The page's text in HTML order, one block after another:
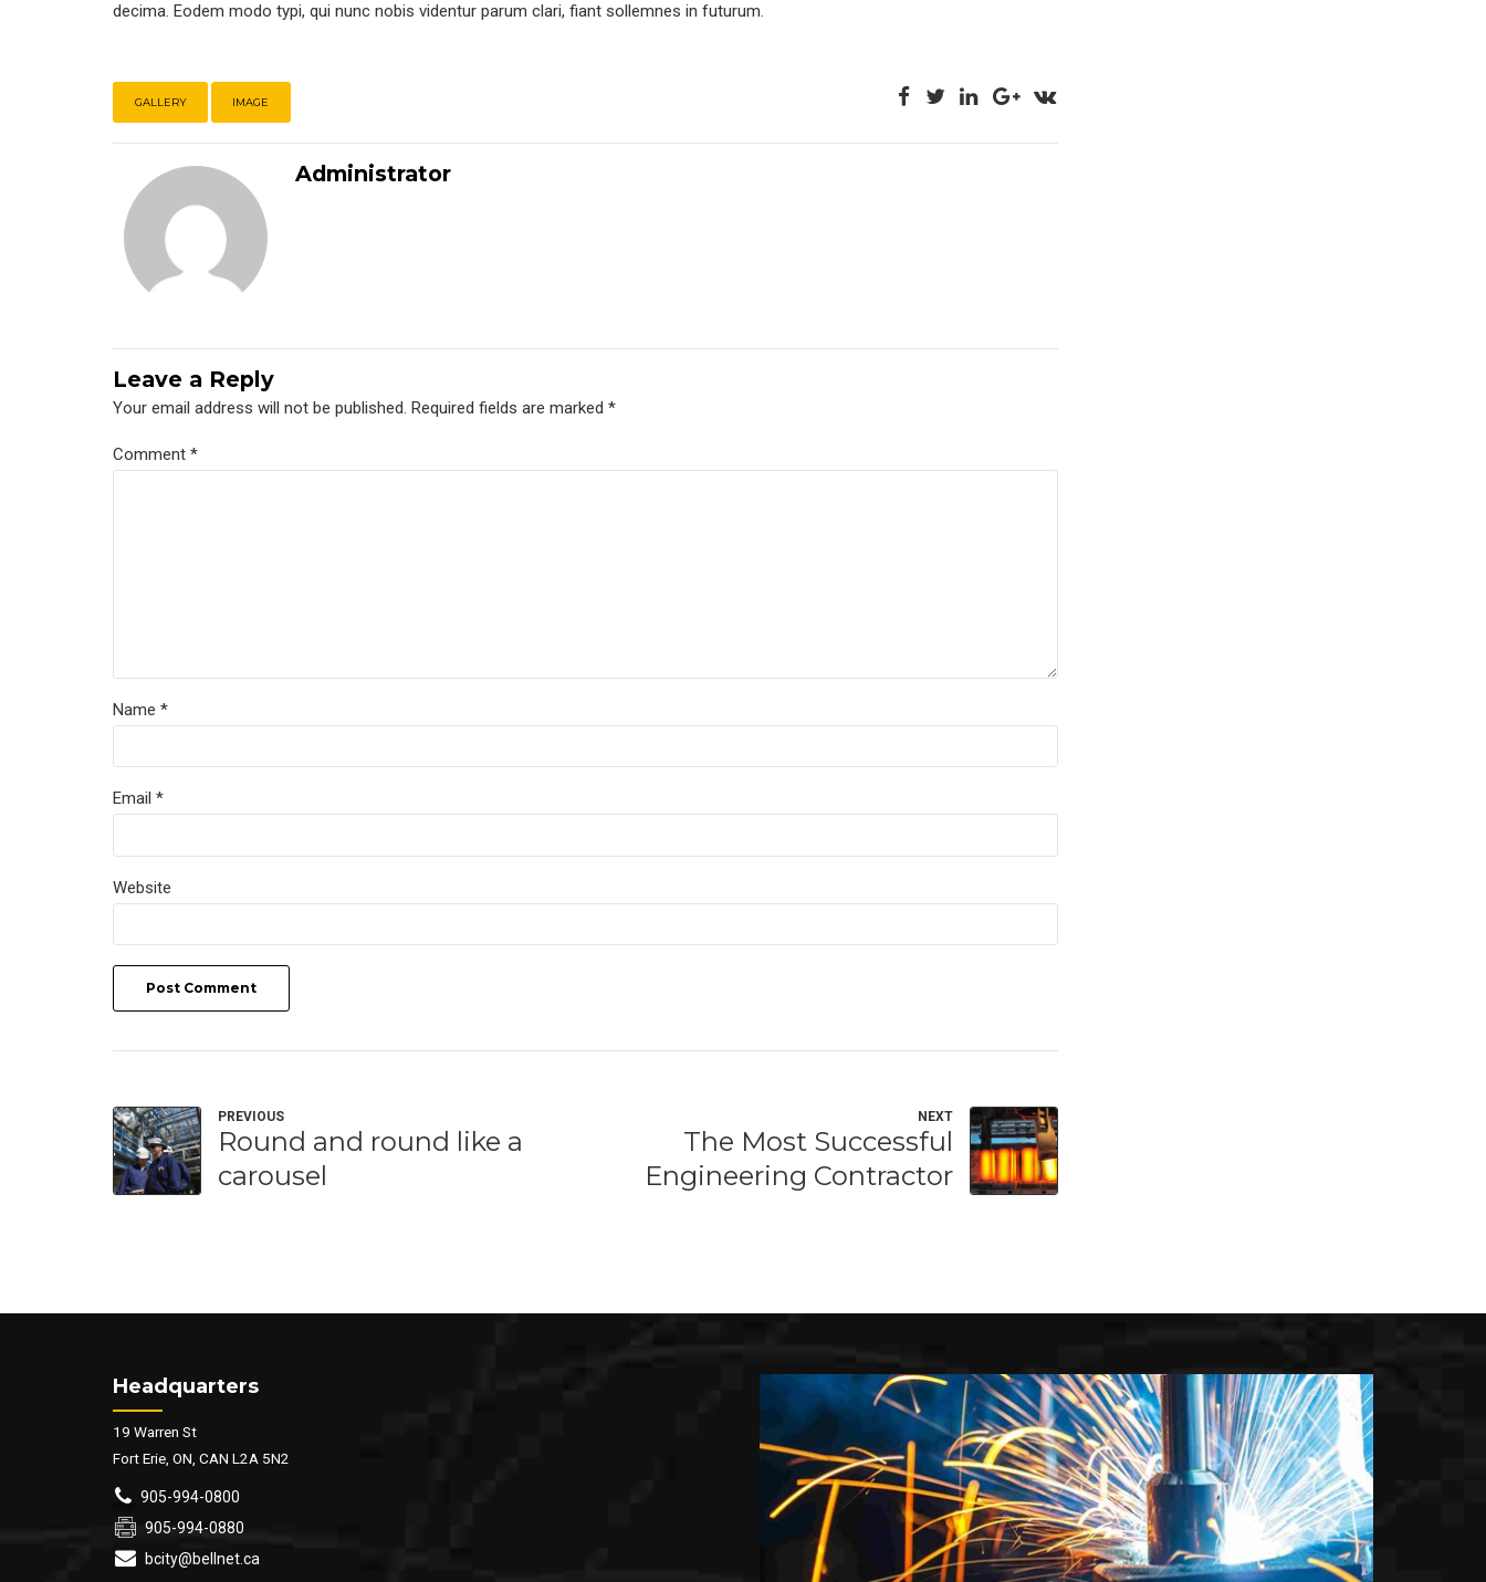
decima. Eodem modo typi, qui nunc nobis videntur parum clari, fiant sollemnes in futurum.
GALLERY IMAGE
Administrator
Leave a Reply
Your email address will not be published. Required fields are marked *
Comment *
Name *
Email *
Website
Post Comment
PREVIOUS
Round and round like a
carousel
NEXT
The Most Successful
Engineering Contractor
Headquarters
19 Warren St
Fort Erie, ON, CAN L2A 5N2
905-994-0800
905-994-0880
bcity@bellnet.ca